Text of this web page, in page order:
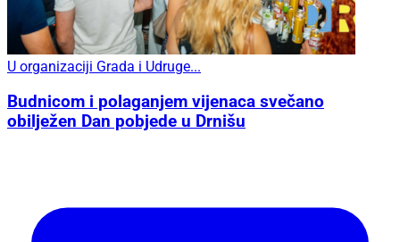
U organizaciji Grada i Udruge...
Budnicom i polaganjem vijenaca svečano
obilježen Dan pobjede u Drnišu